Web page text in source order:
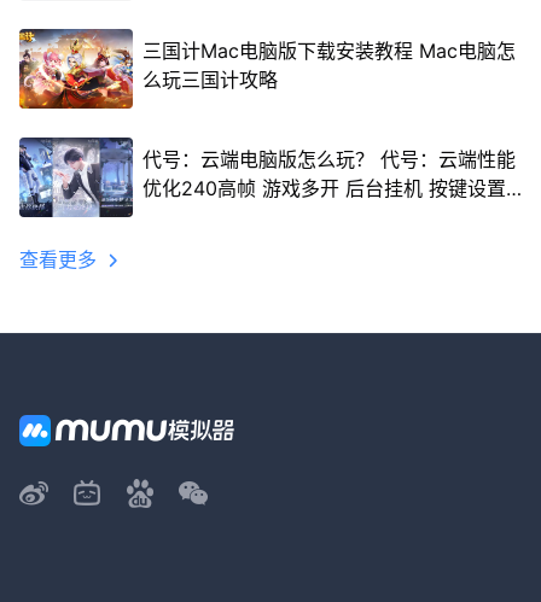
三国计Mac电脑版下载安装教程 Mac电脑怎
么玩三国计攻略
代号：云端电脑版怎么玩？ 代号：云端性能
优化240高帧 游戏多开 后台挂机 按键设置
查看更多